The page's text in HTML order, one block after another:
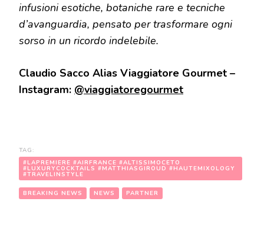
infusioni esotiche, botaniche rare e tecniche
d’avanguardia, pensato per trasformare ogni
sorso in un ricordo indelebile.
Claudio Sacco Alias Viaggiatore Gourmet –
Instagram: @viaggiatoregourmet
TAG:
#LAPREMIERE #AIRFRANCE #ALTISSIMOCETO
#LUXURYCOCKTAILS #MATTHIASGIROUD #HAUTEMIXOLOGY
#TRAVELINSTYLE
BREAKING NEWS NEWS PARTNER